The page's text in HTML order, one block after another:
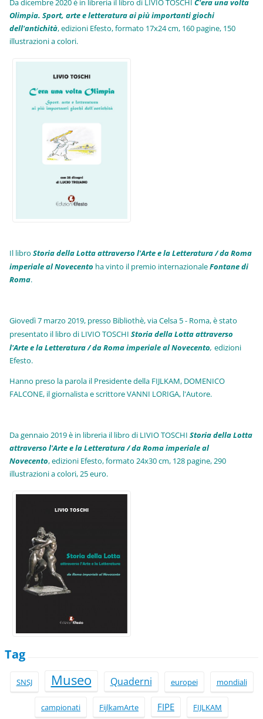
Da dicembre 2020 è in libreria il libro di LIVIO TOSCHIC'era una volta
Olimpia. Sport, arte e letteratura ai più importanti giochi
dell'antichità,edizioni Efesto, formato 17x24 cm, 160 pagine, 150
illustrazioni a colori.
Il libroStoria della Lotta attraverso l'Arte e la Letteratura / da Roma
imperiale al Novecento ha vinto il premio internazionaleFontane di
Roma.
Giovedì 7 marzo 2019, presso Bibliothè, via Celsa 5 - Roma, è stato
presentato il libro di LIVIO TOSCHIStoria della Lotta attraverso
l'Arte e la Letteratura / da Roma imperiale al Novecento, edizioni
Efesto.
Hanno preso la parola il Presidente della FIJLKAM, DOMENICO
FALCONE, il giornalista e scrittore VANNI LORIGA, l'Autore.
Da gennaio 2019 è in libreria il libro di LIVIO TOSCHIStoria della Lotta
attraverso l'Arte e la Letteratura / da Roma imperiale al
Novecento, edizioni Efesto, formato 24x30 cm, 128 pagine, 290
illustrazioni a colori, 25 euro.
Tag
SNSJ Museo Quaderni europei mondiali
campionati FijlkamArte FIPE FIJLKAM